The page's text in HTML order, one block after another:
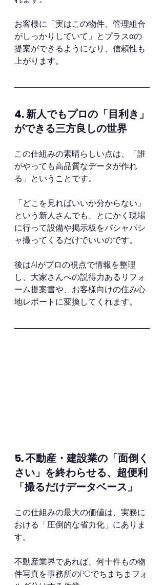
お客様に「実はこの物件、管理組合
がしっかりしていて」とプラスαの
提案ができるようになり、信頼性も
上がります。
4. 新人でもプロの「目利き」
ができる三方良しの世界
この仕組みの素晴らしい点は、「誰
がやっても高品質なデータが作れ
る」ということです。
「どこを見ればいいか分からない」
という新人さんでも、とにかく現場
に行って設備や掲示板をパシャパシ
ャ撮ってくるだけでいいのです。
後はAIがプロの視点で情報を整理
し、大家さんへの説得力あるリフォ
ーム提案書や、お客様向けの住み心
地レポートに変換してくれます。
5. 不動産・建設業の「面倒く
さい」を終わらせる、超便利
「撮るだけデータベース」
この仕組みの最大の価値は、実務に
おける「圧倒的な省力化」にありま
す。
不動産業界であれば、何十件もの物
件写真を事務所のPCでちまちまフォ